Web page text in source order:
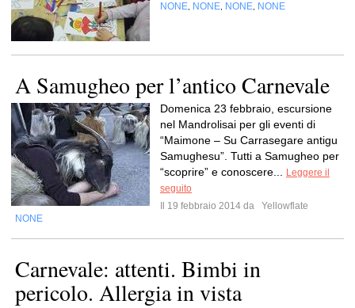
NONE NONE NONE NONE
A Samugheo per l’antico Carnevale
Domenica 23 febbraio, escursione
nel Mandrolisai per gli eventi di
“Maimone – Su Carrasegare antigu
Samughesu”. Tutti a Samugheo per
“scoprire” e conoscere...
Leggere il
seguito
Il 19 febbraio 2014 da
Yellowflate
NONE
Carnevale: attenti. Bimbi in
pericolo. Allergia in vista